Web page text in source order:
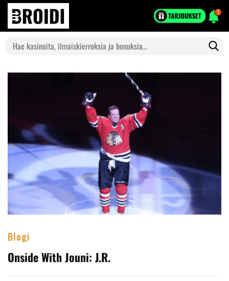
1
Search
Blogi
Onside With Jouni: J.R.